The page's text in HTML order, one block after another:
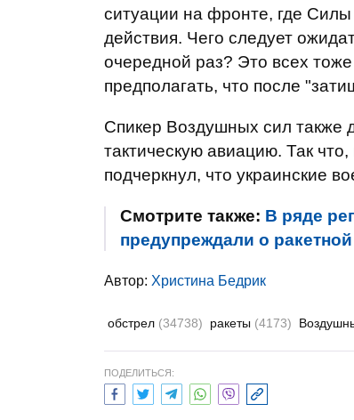
ситуации на фронте, где
действия. Чего следует
очередной раз? Это всех
предполагать, что после
Спикер Воздушных сил также
тактическую авиацию. Так
подчеркнул, что украинские
Смотрите также: В ряде
предупреждали о
Автор: Христина Бедрик
обстрел (34738) ракеты (4173)
ПОДЕЛИТЬСЯ: